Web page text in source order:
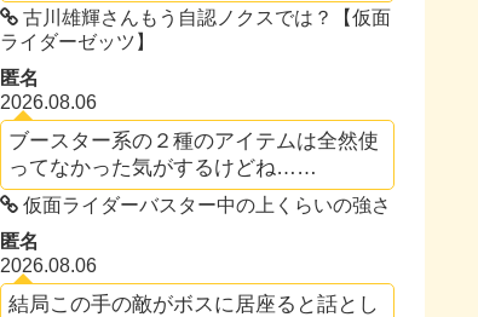
古川雄輝さんもう自認ノクスでは？【仮面
ライダーゼッツ】
匿名
2026.08.06
ブースター系の２種のアイテムは全然使
ってなかった気がするけどね……
仮面ライダーバスター中の上くらいの強さ
匿名
2026.08.06
結局この手の敵がボスに居座ると話とし